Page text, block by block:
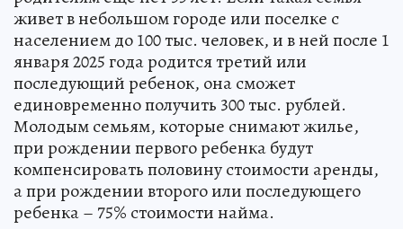
живет в небольшом городе или поселке с
населением до 100 тыс. человек, и в ней после 1
января 2025 года родится третий или
последующий ребенок, она сможет
единовременно получить 300 тыс. рублей.
Молодым семьям, которые снимают жилье,
при рождении первого ребенка будут
компенсировать половину стоимости аренды,
а при рождении второго или последующего
ребенка – 75% стоимости найма.